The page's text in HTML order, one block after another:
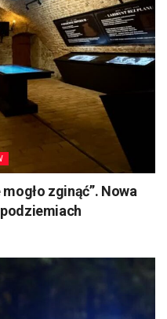
zginąć”. Nowa